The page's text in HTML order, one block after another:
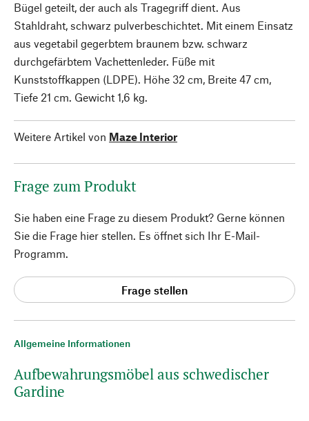
Allgemeine Informationen
Aufbewahrungsmöbel aus schwedischer
Gardine
Bügel geteilt, der auch als Tragegriff dient. Aus
Stahldraht, schwarz pulverbeschichtet. Mit einem Einsatz
aus vegetabil gegerbtem braunem bzw. schwarz
durchgefärbtem Vachettenleder. Füße mit
Kunststoffkappen (LDPE). Höhe 32 cm, Breite 47 cm,
Tiefe 21 cm. Gewicht 1,6 kg.
Weitere Artikel von Maze Interior
Frage zum Produkt
Sie haben eine Frage zu diesem Produkt? Gerne können
Sie die Frage hier stellen. Es öffnet sich Ihr E-Mail-
Programm.
Frage stellen